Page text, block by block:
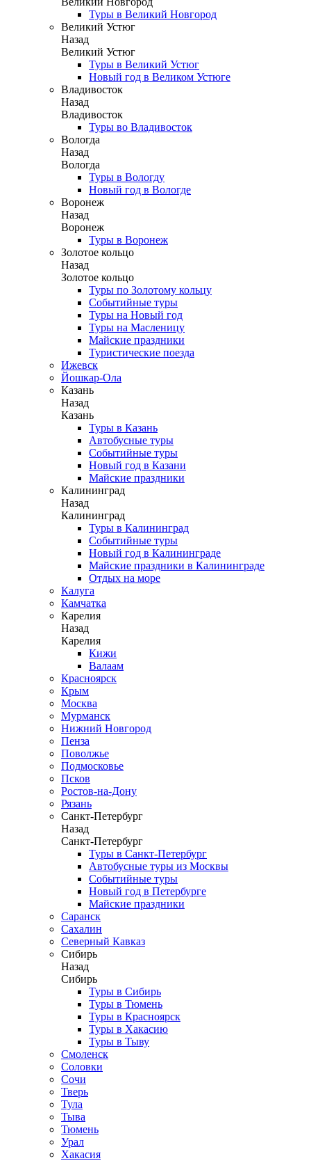
Туры в Великий Новгород
Великий Устюг
Назад
Великий Устюг
Туры в Великий Устюг
Новый год в Великом Устюге
Владивосток
Назад
Владивосток
Туры во Владивосток
Вологда
Назад
Вологда
Туры в Вологду
Новый год в Вологде
Воронеж
Назад
Воронеж
Туры в Воронеж
Золотое кольцо
Назад
Золотое кольцо
Туры по Золотому кольцу
Событийные туры
Туры на Новый год
Туры на Масленицу
Майские праздники
Туристические поезда
Ижевск
Йошкар-Ола
Казань
Назад
Казань
Туры в Казань
Автобусные туры
Событийные туры
Новый год в Казани
Майские праздники
Калининград
Назад
Калининград
Туры в Калининград
Событийные туры
Новый год в Калининграде
Майские праздники в Калининграде
Отдых на море
Калуга
Камчатка
Карелия
Назад
Карелия
Кижи
Валаам
Красноярск
Крым
Москва
Мурманск
Нижний Новгород
Пенза
Поволжье
Подмосковье
Псков
Ростов-на-Дону
Рязань
Санкт-Петербург
Назад
Санкт-Петербург
Туры в Санкт-Петербург
Автобусные туры из Москвы
Событийные туры
Новый год в Петербурге
Майские праздники
Саранск
Сахалин
Северный Кавказ
Сибирь
Назад
Сибирь
Туры в Сибирь
Туры в Тюмень
Туры в Красноярск
Туры в Хакасию
Туры в Тыву
Смоленск
Соловки
Сочи
Тверь
Тула
Тыва
Тюмень
Урал
Хакасия